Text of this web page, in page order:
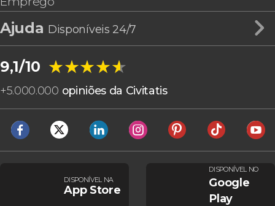
Ajuda Disponíveis 24/7
9,1/10 ★★★★★
★★★★★
+5.000.000 opiniões da Civitatis
DISPONÍVEL NA
App Store
DISPONÍVEL NO
Google
Play